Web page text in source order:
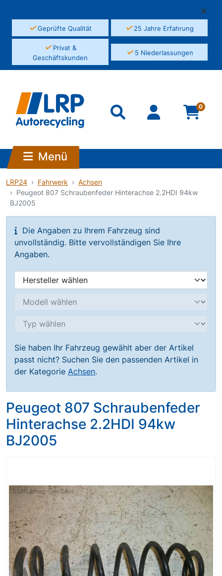
✓Geprüfte Qualität ✓25 Jahre Erfahrung
✓Privat &
Geschäftskunden
✓5 Niederlassungen
0
Menü
LRP24 Fahrwerk
Achsen
Peugeot 807 Schraubenfeder Hinterachse 2.2HDI 94kw
BJ2005
Die Angaben zu Ihrem Fahrzeug sind
unvollständig. Bitte vervollständigen Sie Ihre
Angaben.
Sie haben Ihr Fahrzeug gewählt aber der Artikel
passt nicht? Suchen Sie den passenden Artikel in
der Kategorie Achsen.
Peugeot 807 Schraubenfeder
Hinterachse 2.2HDI 94kw
BJ2005